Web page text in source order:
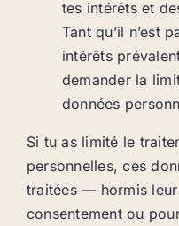
tes intérêts et
Tant qu’il n’est
intérêts
demander la
données
Si tu as limité le
personnelles, ces
traitées — hormis
consentement ou